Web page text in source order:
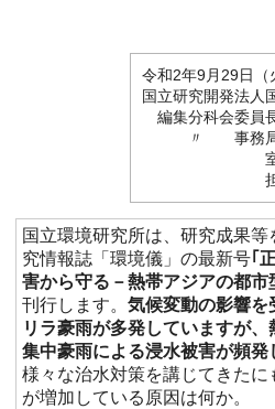
令和2年9月29日（
国立研究開発法人
編集分科会
〃 事務局（環
室長
担当
国立環境研究所は、研究成果
究情報誌「環境儀」の最新号｢
害から守る－熱帯アジアの都市
刊行します。 気候変動の影響を
リラ豪雨が多発していますが
集中豪雨による浸水被害が頻発
様々な治水対策を講じてきた
が増加している原因は何か。